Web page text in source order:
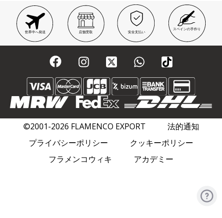
世界中へ発送 店舗受取 安全支払い
スペインの手作り
©2001-2026 FLAMENCO EXPORT
法的通知
プライバシーポリシー
クッキーポリシー
フラメンコウィキ
アカデミー